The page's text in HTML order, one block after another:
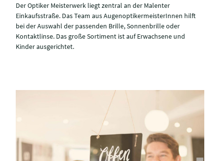
Der Optiker Meisterwerk liegt zentral an der Malenter
Einkaufsstraße. Das Team aus AugenoptikermeisterInnen hilft
bei der Auswahl der passenden Brille, Sonnenbrille oder
Kontaktlinse. Das große Sortiment ist auf Erwachsene und
Kinder ausgerichtet.